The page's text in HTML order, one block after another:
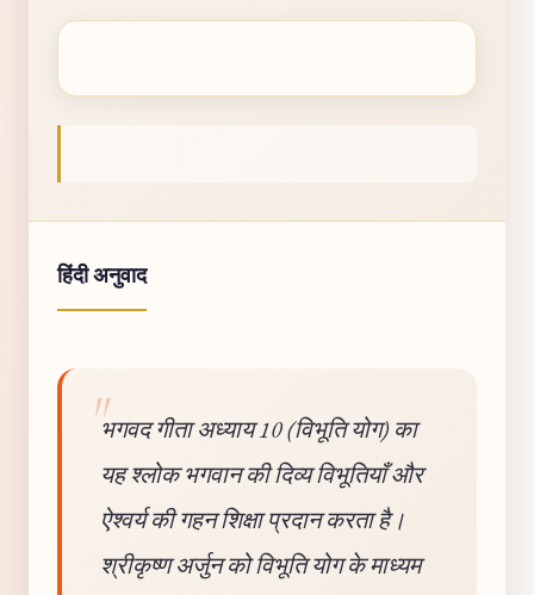
हिंदी अनुवाद
भगवद गीता अध्याय 10 (विभूति योग) का
यह श्लोक भगवान की दिव्य विभूतियाँ और
ऐश्वर्य की गहन शिक्षा प्रदान करता है।
श्रीकृष्ण अर्जुन को विभूति योग के माध्यम